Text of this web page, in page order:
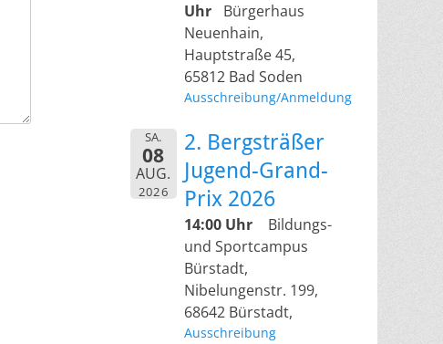
Uhr
Bürgerhaus
Neuenhain,
Hauptstraße 45,
65812 Bad Soden
Ausschreibung/Anmeldung
SA.
08
AUG.
2026
2. Bergsträßer
Jugend-Grand-
Prix 2026
14:00 Uhr
Bildungs-
und Sportcampus
Bürstadt,
Nibelungenstr. 199,
68642 Bürstadt,
Ausschreibung